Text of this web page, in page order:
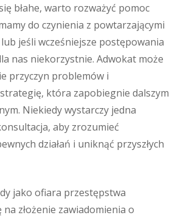
błahe, warto rozważyć pomoc
do czynienia z powtarzającymi
jeśli wcześniejsze postępowania
nas niekorzystnie. Adwokat może
przyczyn problemów i
która zapobiegnie dalszym
Niekiedy wystarczy jedna
aby zrozumieć
działań i uniknąć przyszłych
jako ofiara przestępstwa
na złożenie zawiadomienia o